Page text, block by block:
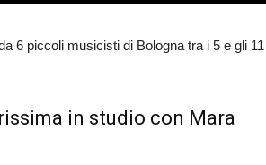
6 piccoli musicisti di Bologna tra i 5 e gli 11
in studio con Mara